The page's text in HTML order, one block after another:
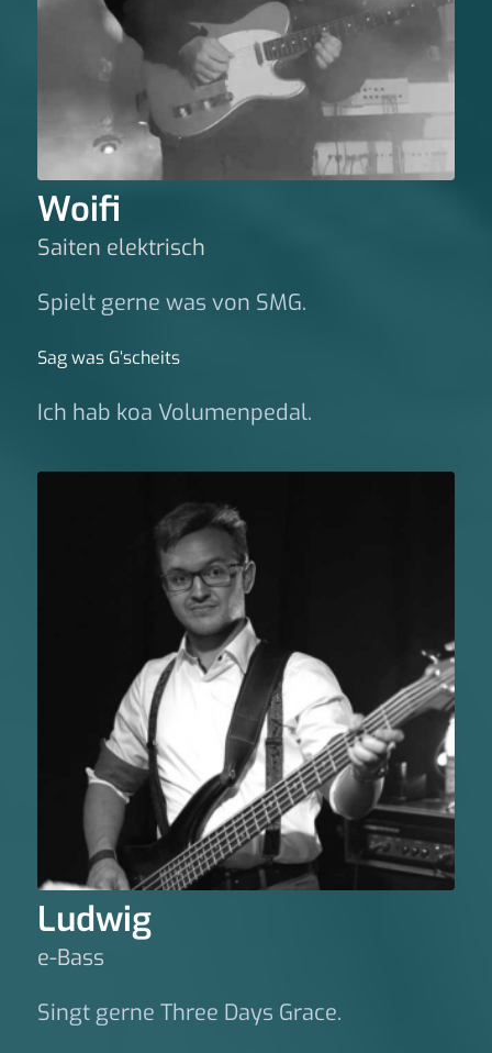
Woifi
Saiten elektrisch
Spielt gerne was von SMG.
Sag was G‘scheits
Ich hab koa Volumenpedal.
Ludwig
e-Bass
Singt gerne Three Days Grace.